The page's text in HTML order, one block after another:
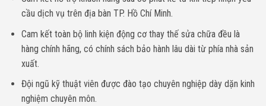
cầu dịch vụ trên địa bàn TP. Hồ Chí Minh.
Cam kết toàn bộ linh kiện động cơ thay thế sửa chữa đều là
hàng chính hãng, có chính sách bảo hành lâu dài từ phía nhà sản
xuất.
Đội ngũ kỹ thuật viên được đào tạo chuyên nghiệp dày dặn kinh
nghiệm chuyên môn.